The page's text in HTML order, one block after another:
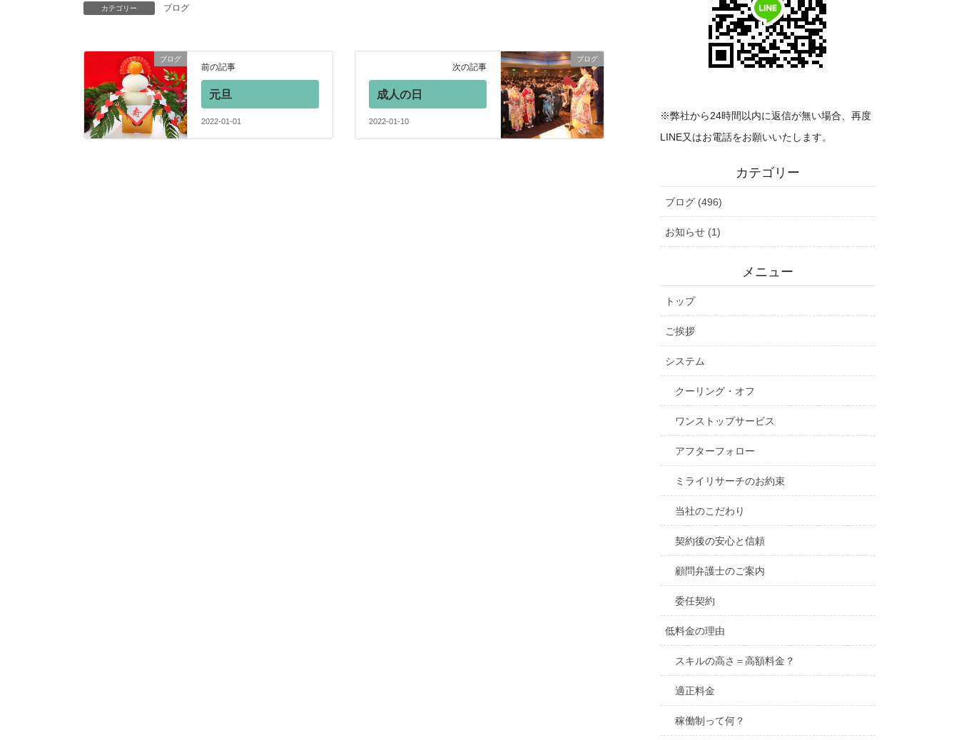
カテゴリー ブログ
ブログ
前の記事
元旦
2022-01-01
ブログ
次の記事
成人の日
2022-01-10
※弊社から24時間以内に返信が無い場合、再度
LINE又はお電話をお願いいたします。
カテゴリー
ブログ (496)
お知らせ (1)
メニュー
トップ
ご挨拶
システム
クーリング・オフ
ワンストップサービス
アフターフォロー
ミライリサーチのお約束
当社のこだわり
契約後の安心と信頼
顧問弁護士のご案内
委任契約
低料金の理由
スキルの高さ＝高額料金？
適正料金
稼働制って何？